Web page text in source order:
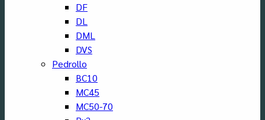
DF
DL
DML
DVS
Pedrollo
BC10
MC45
MC50-70